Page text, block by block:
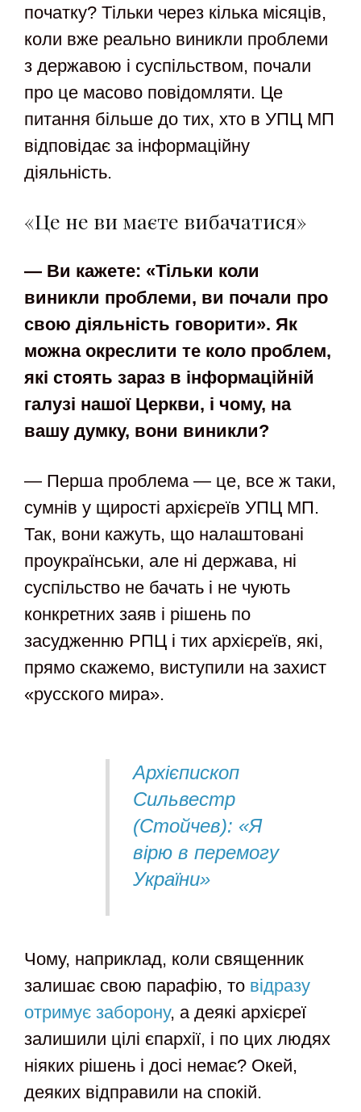
початку? Тільки через кілька місяців,
коли вже реально виникли проблеми
з державою і суспільством, почали
про це масово повідомляти. Це
питання більше до тих, хто в УПЦ МП
відповідає за інформаційну
діяльність.
«Це не ви маєте вибачатися»
— Ви кажете: «Тільки коли
виникли проблеми, ви почали про
свою діяльність говорити». Як
можна окреслити те коло проблем,
які стоять зараз в інформаційній
галузі нашої Церкви, і чому, на
вашу думку, вони виникли?
— Перша проблема — це, все ж таки,
сумнів у щирості архієреїв УПЦ МП.
Так, вони кажуть, що налаштовані
проукраїнськи, але ні держава, ні
суспільство не бачать і не чують
конкретних заяв і рішень по
засудженню РПЦ і тих архієреїв, які,
прямо скажемо, виступили на захист
«русского мира».
Архієпископ
Сильвестр
(Стойчев): «Я
вірю в перемогу
України»
Чому, наприклад, коли священник
залишає свою парафію, то відразу
отримує заборону, а деякі архієреї
залишили цілі єпархії, і по цих людях
ніяких рішень і досі немає? Окей,
деяких відправили на спокій.